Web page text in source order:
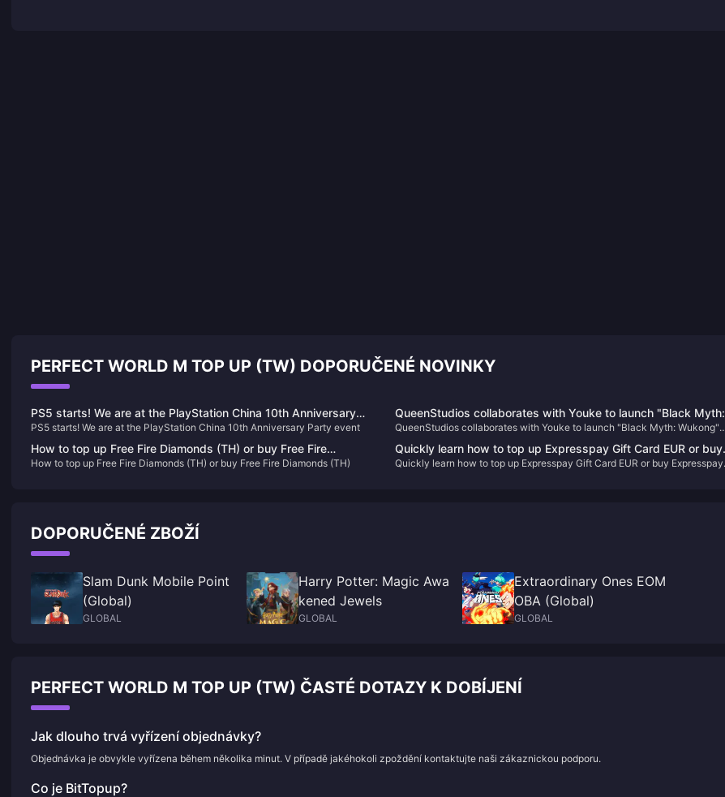
PERFECT WORLD M TOP UP (TW) DOPORUČENÉ NOVINKY
PS5 starts! We are at the PlayStation China 10th Anniversary
Party event
PS5 starts! We are at the PlayStation China 10th Anniversary Party event
QueenStudios collaborates with Youke to launch "Black Myth:
Wukong" Destiny Man 1/1 bust statue
QueenStudios collaborates with Youke to launch "Black Myth: Wukong"
How to top up Free Fire Diamonds (TH) or buy Free Fire
Diamonds (TH)
How to top up Free Fire Diamonds (TH) or buy Free Fire Diamonds (TH)
Quickly learn how to top up Expresspay Gift Card EUR or buy
Expresspay Gift Card EUR
Quickly learn how to top up Expresspay Gift Card EUR or buy Expresspay
DOPORUČENÉ ZBOŽÍ
Slam Dunk Mobile Point
(Global)
GLOBAL
Harry Potter: Magic Awa
kened Jewels
GLOBAL
Extraordinary Ones EOM
OBA (Global)
GLOBAL
PERFECT WORLD M TOP UP (TW) ČASTÉ DOTAZY K DOBÍJENÍ
Jak dlouho trvá vyřízení objednávky?
Objednávka je obvykle vyřízena během několika minut. V případě jakéhokoli zpoždění kontaktujte naši zákaznickou podporu.
Co je BitTopup?